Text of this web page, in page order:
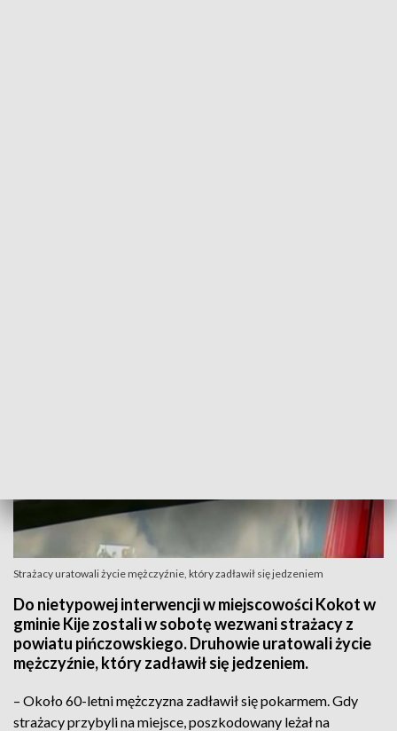
Strażacy uratowali życie mężczyźnie, który zadławił się jedzeniem
Do nietypowej interwencji w miejscowości Kokot w
gminie Kije zostali w sobotę wezwani strażacy z
powiatu pińczowskiego. Druhowie uratowali życie
mężczyźnie, który zadławił się jedzeniem.
– Około 60-letni mężczyzna zadławił się pokarmem. Gdy
strażacy przybyli na miejsce, poszkodowany leżał na